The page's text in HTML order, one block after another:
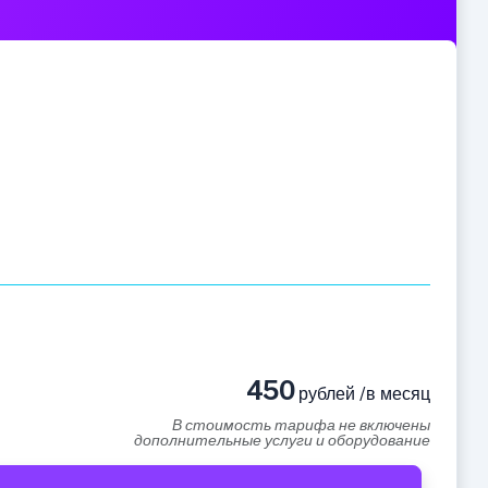
450рублей /в месяц
В стоимость тарифа не включены
дополнительные услуги и оборудование